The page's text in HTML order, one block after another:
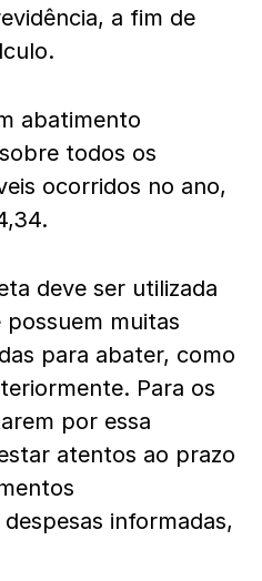
a fim de
abatimento
todos os
ocorridos no ano,
deve ser utilizada
muitas
para abater, como
Para os
por essa
atentos ao prazo
informadas,